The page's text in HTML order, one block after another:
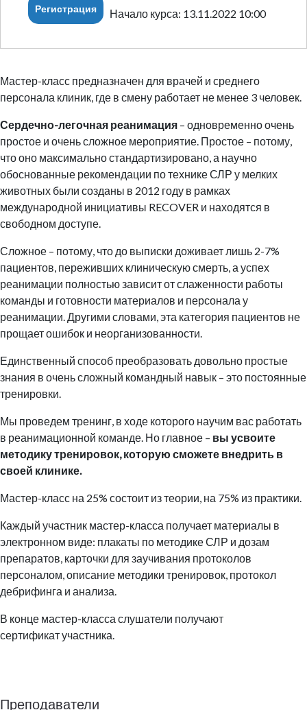
Регистрация Начало курса: 13.11.2022 10:00
Мастер-класс предназначен для врачей и среднего
персонала клиник, где в смену работает не менее 3 человек.
Сердечно-легочная реанимация – одновременно очень
простое и очень сложное мероприятие. Простое – потому,
что оно максимально стандартизировано, а научно
обоснованные рекомендации по технике СЛР у мелких
животных были созданы в 2012 году в рамках
международной инициативы RECOVER и находятся в
свободном доступе.
Сложное – потому, что до выписки доживает лишь 2-7%
пациентов, переживших клиническую смерть, а успех
реанимации полностью зависит от слаженности работы
команды и готовности материалов и персонала у
реанимации. Другими словами, эта категория пациентов не
прощает ошибок и неорганизованности.
Единственный способ преобразовать довольно простые
знания в очень сложный командный навык – это постоянные
тренировки.
Мы проведем тренинг, в ходе которого научим вас работать
в реанимационной команде. Но главное – вы усвоите
методику тренировок, которую сможете внедрить в
своей клинике.
Мастер-класс на 25% состоит из теории, на 75% из практики.
Каждый участник мастер-класса получает материалы в
электронном виде: плакаты по методике СЛР и дозам
препаратов, карточки для заучивания протоколов
персоналом, описание методики тренировок, протокол
дебрифинга и анализа.
В конце мастер-класса слушатели получают
сертификат участника.
Преподаватели